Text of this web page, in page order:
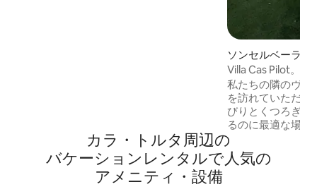
ソンセルベーラの
Villa Cas Pilot。優
私たちの隣のヴィ
を訪れていただけ
びりとくつろぎ、
るのに最適な場所
になると思います
去と、モダンな
らすエレガンスと
カラ・トルタ⁠周⁠辺⁠の
バ⁠ケ⁠ー⁠シ⁠ョ⁠ン⁠レ⁠ン⁠タ⁠ル⁠で人⁠気⁠の
ア⁠メ⁠ニ⁠テ⁠ィ⁠・⁠設⁠備